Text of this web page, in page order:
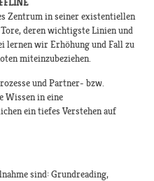
Zentrum in seiner existentiellen
deren wichtigste Linien und
lernen wir Erhöhung und Fall zu
miteinzubeziehen.
und Partner- bzw.
Wissen in eine
ein tiefes Verstehen auf
sind: Grundreading,